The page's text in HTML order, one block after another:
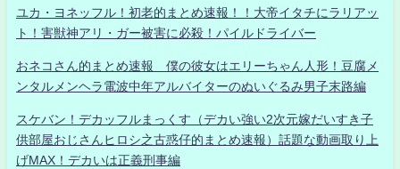
ユカ・ヨネッフル！初老的まとめ速報！！大帝イタチにラリアッ
ト！害獣神アリ・ガー被害に必殺！パイルドライバー
おネコさん的まとめ速報 僕の彼女はエリーちゃん人形！豆腐メ
ンタルメンヘラ電波中年アルバイターのぬいぐるみ男子末路編
スケバン！デカッフルまっくす（デカい強い2次元嫁だいすき子
供部屋おじさんヒロシ之古惑仔的まとめ速報）話題な動画取り上
げMAX！デカいは正義刑事編